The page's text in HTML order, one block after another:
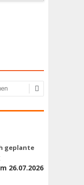
geplante
26.07.2026